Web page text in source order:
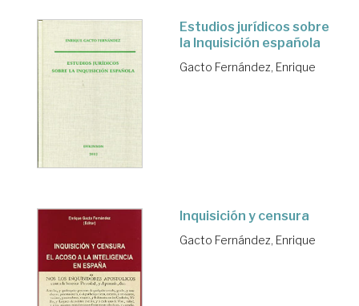
Estudios jurídicos sobre
la Inquisición española
Gacto Fernández, Enrique
Inquisición y censura
Gacto Fernández, Enrique